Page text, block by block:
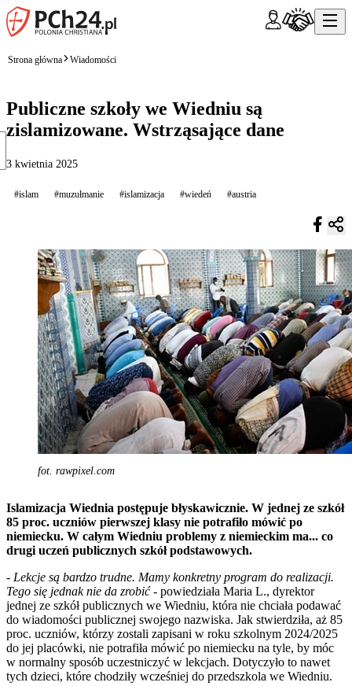
Strona główna Wiadomości
Publiczne szkoły we Wiedniu są
zislamizowane. Wstrząsające dane
3 kwietnia 2025
#islam #muzułmanie #islamizacja #wiedeń #austria
fot. rawpixel.com
Islamizacja Wiednia postępuje błyskawicznie. W jednej ze szkół
85 proc. uczniów pierwszej klasy nie potrafiło mówić po
niemiecku. W całym Wiedniu problemy z niemieckim ma... co
drugi uczeń publicznych szkół podstawowych.
- Lekcje są bardzo trudne. Mamy konkretny program do realizacji.
Tego się jednak nie da zrobić- powiedziała Maria L., dyrektor
jednej ze szkół publicznych we Wiedniu, która nie chciała podawać
do wiadomości publicznej swojego nazwiska. Jak stwierdziła, aż 85
proc. uczniów, którzy zostali zapisani w roku szkolnym 2024/2025
do jej placówki, nie potrafiła mówić po niemiecku na tyle, by móc
w normalny sposób uczestniczyć w lekcjach. Dotyczyło to nawet
tych dzieci, które chodziły wcześniej do przedszkola we Wiedniu.